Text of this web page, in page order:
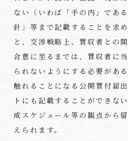
ない（いわば「手の内」であ
針」等まで記載することを求
と、交渉戦略上、買収者との
合意に至るまでは、買収者に
られないようにする必要があ
触れることになる公開買付届
トにも記載することができな
成スケジュール等の観点から
えられます。